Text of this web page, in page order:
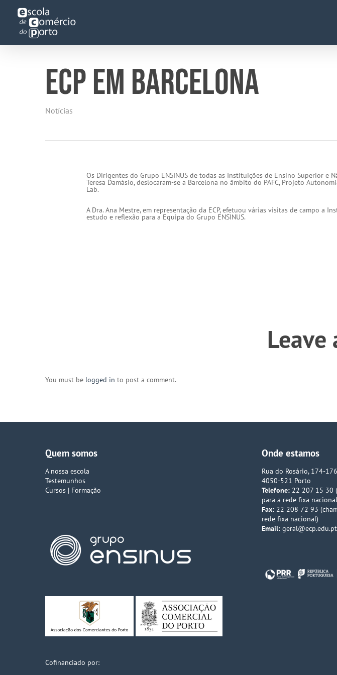
content
ECP EM BARCELONA
Notícias
Os Dirigentes do Grupo ENSINUS de todas as Instituições de Ensino Superior e
Teresa Damásio, deslocaram-se a Barcelona no âmbito do PAFC, Projeto
Lab.
A Dra. Ana Mestre, em representação da ECP, efetuou várias visitas de campo
estudo e reflexão para a Equipa do Grupo ENSINUS.
Leave
You must be logged in to post a comment.
Quem somos
A nossa escola
Testemunhos
Cursos | Formação
Cofinanciado por:
Onde estamos
Rua do Rosário, 174-
4050-521 Porto
Telefone:22 207 15 30
para a rede fixa
Fax:22 208 72 93
rede fixa nacional)
Email: geral@ecp.edu.pt